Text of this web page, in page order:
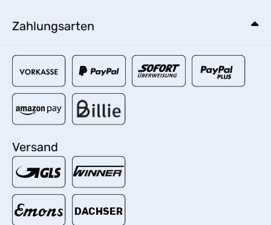
Zahlungsarten
Versand